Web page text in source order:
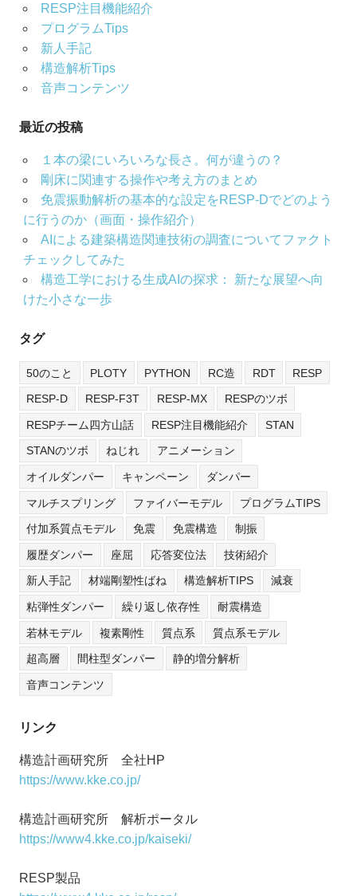
RESP注目機能紹介
プログラムTips
新人手記
構造解析Tips
音声コンテンツ
最近の投稿
１本の梁にいろいろな長さ。何が違うの？
剛床に関連する操作や考え方のまとめ
免震振動解析の基本的な設定をRESP-Dでどのよう
に行うのか（画面・操作紹介）
AIによる建築構造関連技術の調査についてファクト
チェックしてみた
構造工学における生成AIの探求： 新たな展望へ向
けた小さな一歩
タグ
50のこと PLOTY PYTHON RC造 RDT RESP
RESP-D RESP-F3T RESP-MX RESPのツボ
RESPチーム四方山話 RESP注目機能紹介 STAN
STANのツボ ねじれ アニメーション
オイルダンパー キャンペーン ダンパー
マルチスプリング ファイバーモデル プログラムTIPS
付加系質点モデル 免震 免震構造 制振
履歴ダンパー 座屈 応答変位法 技術紹介
新人手記 材端剛塑性ばね 構造解析TIPS 減衰
粘弾性ダンパー 繰り返し依存性 耐震構造
若林モデル 複素剛性 質点系 質点系モデル
超高層 間柱型ダンパー 静的増分解析
音声コンテンツ
リンク
構造計画研究所 全社HP
https://www.kke.co.jp/
構造計画研究所 解析ポータル
https://www4.kke.co.jp/kaiseki/
RESP製品